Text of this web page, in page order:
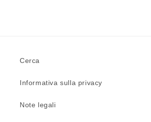
Cerca
Informativa sulla privacy
Note legali